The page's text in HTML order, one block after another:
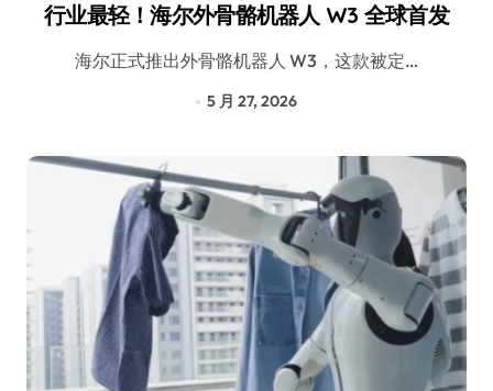
行业最轻！海尔外骨骼机器人 W3 全球首发
海尔正式推出外骨骼机器人 W3，这款被定…
5 月 27, 2026